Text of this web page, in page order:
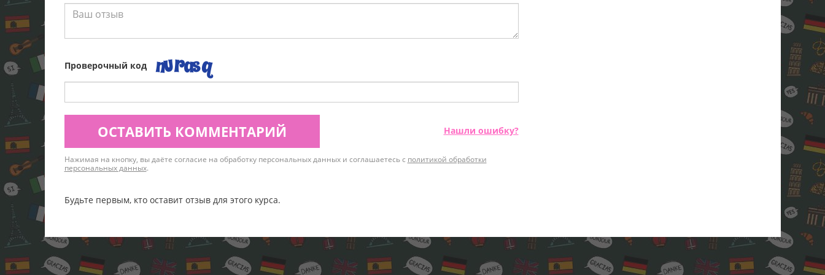
Проверочный код
ОСТАВИТЬ КОММЕНТАРИЙ Нашли ошибку?
Нажимая на кнопку, вы даёте согласие на обработку персональных данных и соглашаетесь с политикой обработки
персональных данных.
Будьте первым, кто оставит отзыв для этого курса.